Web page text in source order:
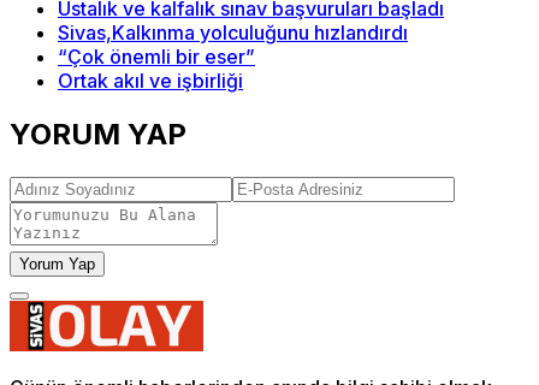
Ustalık ve kalfalık sınav başvuruları başladı
Sivas,Kalkınma yolculuğunu hızlandırdı
“Çok önemli bir eser”
Ortak akıl ve işbirliği
YORUM YAP
Yorum Yap